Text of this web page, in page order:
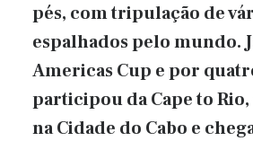
pés, com tripulação de
espalhados pelo mundo.
Americas Cup e por
participou da Cape to
na Cidade do Cabo e